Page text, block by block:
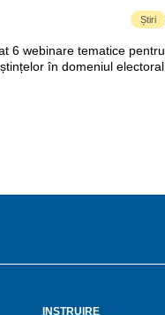
Știri
6 webinare tematice pentru
în domeniul electoral
INSTRUIRE